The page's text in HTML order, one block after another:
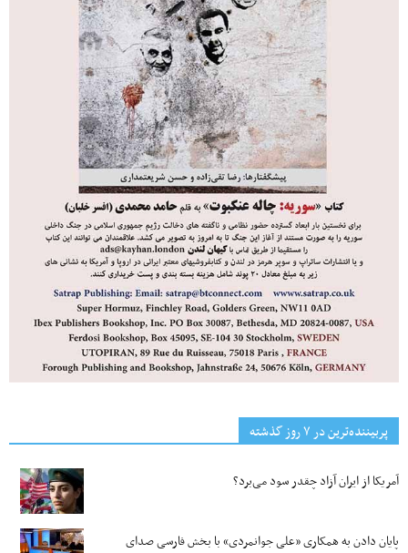
پربیننده‌ترین‌ در ۷ روز گذشته
آمریکا از ایران آزاد چقدر سود می‌برد؟
پایان دادن به همکاری «علی جوانمردی» با بخش فارسی صدای